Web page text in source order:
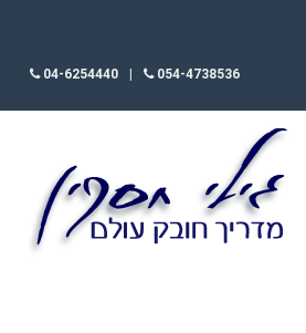
054-4738536
04-6254440